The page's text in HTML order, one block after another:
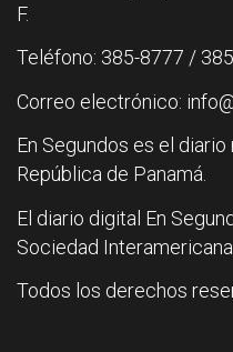
F.
Teléfono: 385-8777 /
Correo electrónico:
En Segundos es el
República de Panamá.
El diario digital En
Sociedad
Todos los derechos